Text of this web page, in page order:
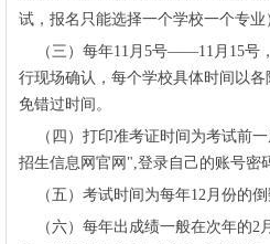
试，报名只能选择一个学校一个专业
（三）每年11月5号——11月15号
行现场确认，每个学校具体时间以
免错过时间。
（四）打印准考证时间为考试前一
招生信息网官网",登录自己的账号密
（五）考试时间为每年12月份的倒
（六）每年出成绩一般在次年的2